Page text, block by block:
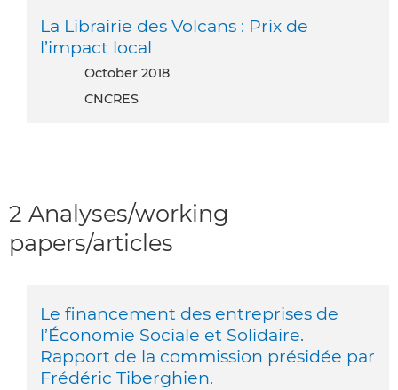
La Librairie des Volcans : Prix de
l’impact local
October 2018
CNCRES
2 Analyses/working
papers/articles
Le financement des entreprises de
l’Économie Sociale et Solidaire.
Rapport de la commission présidée par
Frédéric Tiberghien.